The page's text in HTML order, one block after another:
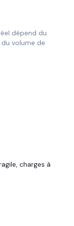
dépend du
volume de
charges à